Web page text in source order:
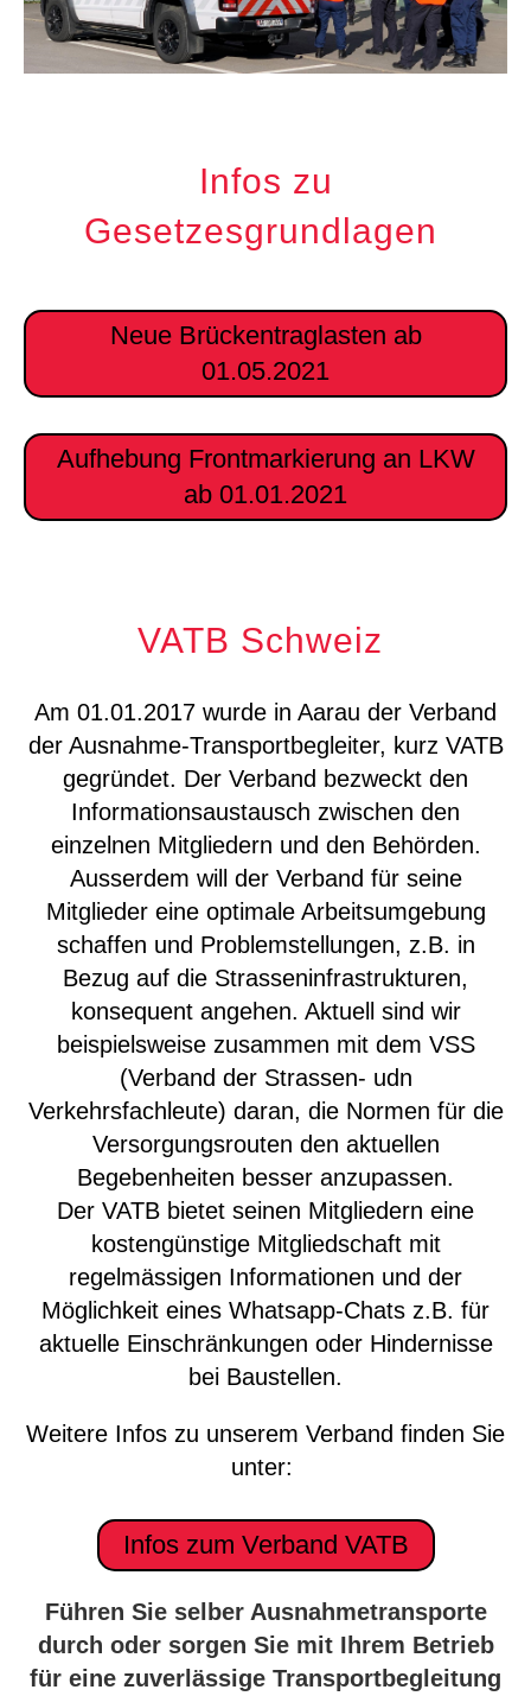
Infos zu
Gesetzesgrundlagen
Neue Brückentraglasten ab
01.05.2021
Aufhebung Frontmarkierung an LKW
ab 01.01.2021
VATB Schweiz
Am 01.01.2017 wurde in Aarau der Verband
der Ausnahme-Transportbegleiter, kurz VATB
gegründet. Der Verband bezweckt den
Informationsaustausch zwischen den
einzelnen Mitgliedern und den Behörden.
Ausserdem will der Verband für seine
Mitglieder eine optimale Arbeitsumgebung
schaffen und Problemstellungen, z.B. in
Bezug auf die Strasseninfrastrukturen,
konsequent angehen. Aktuell sind wir
beispielsweise zusammen mit dem VSS
(Verband der Strassen- udn
Verkehrsfachleute) daran, die Normen für die
Versorgungsrouten den aktuellen
Begebenheiten besser anzupassen.
Der VATB bietet seinen Mitgliedern eine
kostengünstige Mitgliedschaft mit
regelmässigen Informationen und der
Möglichkeit eines Whatsapp-Chats z.B. für
aktuelle Einschränkungen oder Hindernisse
bei Baustellen.
Weitere Infos zu unserem Verband finden Sie
unter:
Infos zum Verband VATB
Führen Sie selber Ausnahmetransporte
durch oder sorgen Sie mit Ihrem Betrieb
für eine zuverlässige Transportbegleitung